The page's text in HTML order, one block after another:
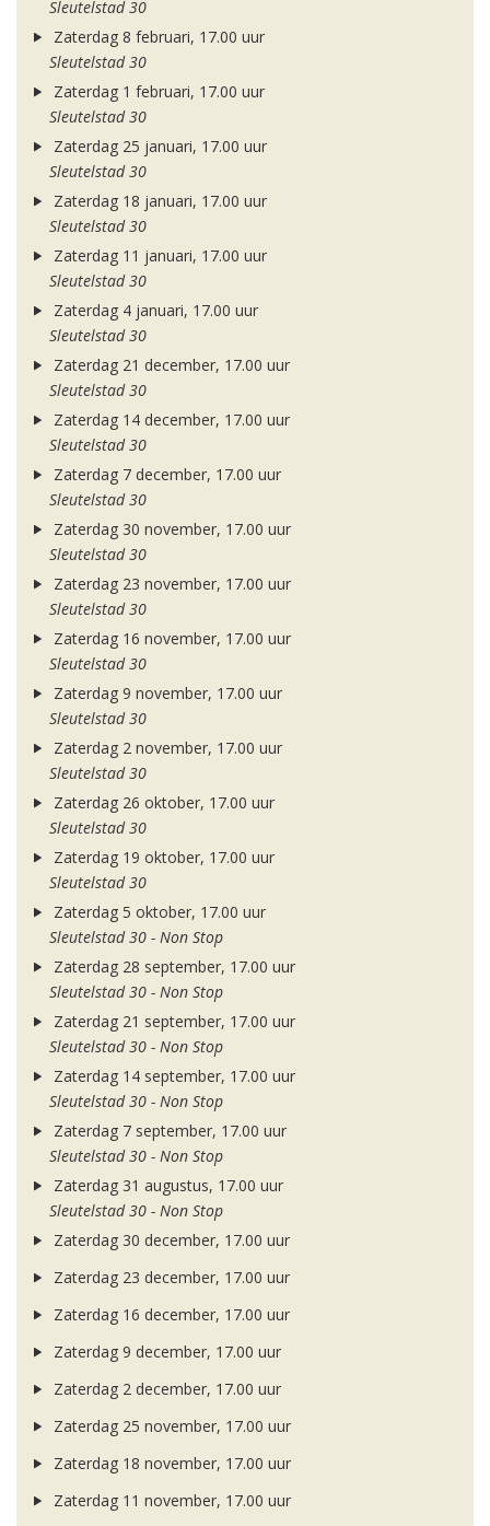
Sleutelstad 30
Zaterdag 8 februari, 17.00 uur
Sleutelstad 30
Zaterdag 1 februari, 17.00 uur
Sleutelstad 30
Zaterdag 25 januari, 17.00 uur
Sleutelstad 30
Zaterdag 18 januari, 17.00 uur
Sleutelstad 30
Zaterdag 11 januari, 17.00 uur
Sleutelstad 30
Zaterdag 4 januari, 17.00 uur
Sleutelstad 30
Zaterdag 21 december, 17.00 uur
Sleutelstad 30
Zaterdag 14 december, 17.00 uur
Sleutelstad 30
Zaterdag 7 december, 17.00 uur
Sleutelstad 30
Zaterdag 30 november, 17.00 uur
Sleutelstad 30
Zaterdag 23 november, 17.00 uur
Sleutelstad 30
Zaterdag 16 november, 17.00 uur
Sleutelstad 30
Zaterdag 9 november, 17.00 uur
Sleutelstad 30
Zaterdag 2 november, 17.00 uur
Sleutelstad 30
Zaterdag 26 oktober, 17.00 uur
Sleutelstad 30
Zaterdag 19 oktober, 17.00 uur
Sleutelstad 30
Zaterdag 5 oktober, 17.00 uur
Sleutelstad 30 - Non Stop
Zaterdag 28 september, 17.00 uur
Sleutelstad 30 - Non Stop
Zaterdag 21 september, 17.00 uur
Sleutelstad 30 - Non Stop
Zaterdag 14 september, 17.00 uur
Sleutelstad 30 - Non Stop
Zaterdag 7 september, 17.00 uur
Sleutelstad 30 - Non Stop
Zaterdag 31 augustus, 17.00 uur
Sleutelstad 30 - Non Stop
Zaterdag 30 december, 17.00 uur
Zaterdag 23 december, 17.00 uur
Zaterdag 16 december, 17.00 uur
Zaterdag 9 december, 17.00 uur
Zaterdag 2 december, 17.00 uur
Zaterdag 25 november, 17.00 uur
Zaterdag 18 november, 17.00 uur
Zaterdag 11 november, 17.00 uur